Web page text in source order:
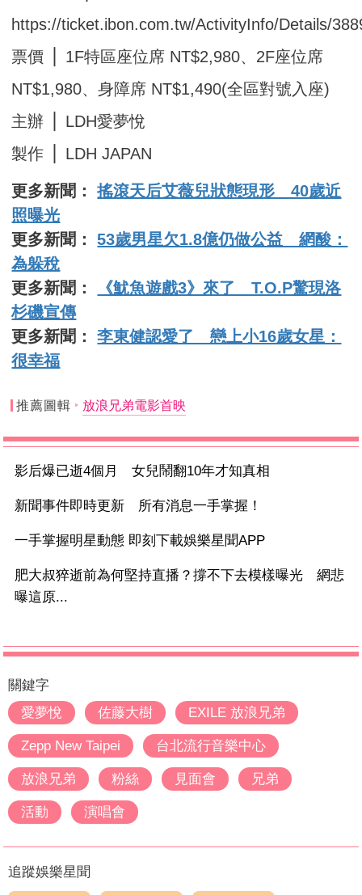
https://ticket.ibon.com.tw/ActivityInfo/Details/
票價 ⎪ 1F特區座位席 NT$2,980、2F座位席
NT$1,980、身障席 NT$1,490(全區對號入座)
主辦 ⎪ LDH愛夢悅
製作 ⎪ LDH JAPAN
更多新聞：搖滾天后艾薇兒狀態現形 40歲近
照曝光
更多新聞：53歲男星欠1.8億仍做公益 網酸：
為躲稅
更多新聞：
《魷魚遊戲3》來了 T.O.P驚現洛
杉磯宣傳
更多新聞：李東健認愛了 戀上小16歲女星：
很幸福
推薦圖輯 放浪兄弟電影首映
影后爆已逝4個月 女兒鬧翻10年才知真相
新聞事件即時更新 所有消息一手掌握！
一手掌握明星動態 即刻下載娛樂星聞APP
肥大叔猝逝前為何堅持直播？撐不下去模樣曝光 網悲
曝這原...
關鍵字
愛夢悅
佐藤大樹 EXILE 放浪兄弟
Zepp New Taipei 台北流行音樂中心
放浪兄弟 粉絲 見面會 兄弟
活動 演唱會
追蹤娛樂星聞